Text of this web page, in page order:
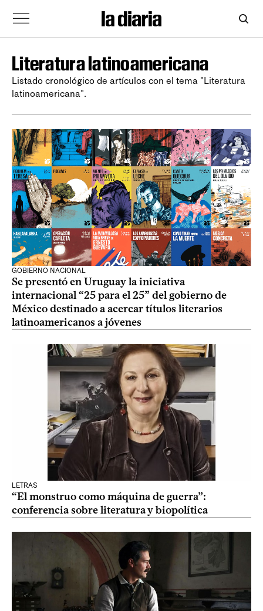
Literatura latinoamericana
Listado cronológico de artículos con el tema "Literatura
latinoamericana".
GOBIERNO NACIONAL
Se presentó en Uruguay la iniciativa
internacional “25 para el 25” del gobierno de
México destinado a acercar títulos literarios
latinoamericanos a jóvenes
LETRAS
“El monstruo como máquina de guerra”:
conferencia sobre literatura y biopolítica